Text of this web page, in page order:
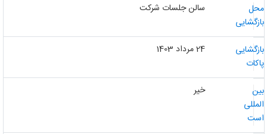
سالن جلسات شرکت
24 مرداد 1403
خیر